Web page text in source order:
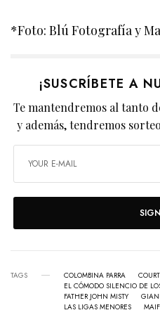
*Foto: Blú Fotografía y
¡SUSCRÍBETE A
Te mantendremos al tanto
y además, tendremos
TAGS COLOMBINA PARRA
EL CÓMODO SILENCIO DE
FATHER JOHN MISTY
LAS LIGAS MENORES